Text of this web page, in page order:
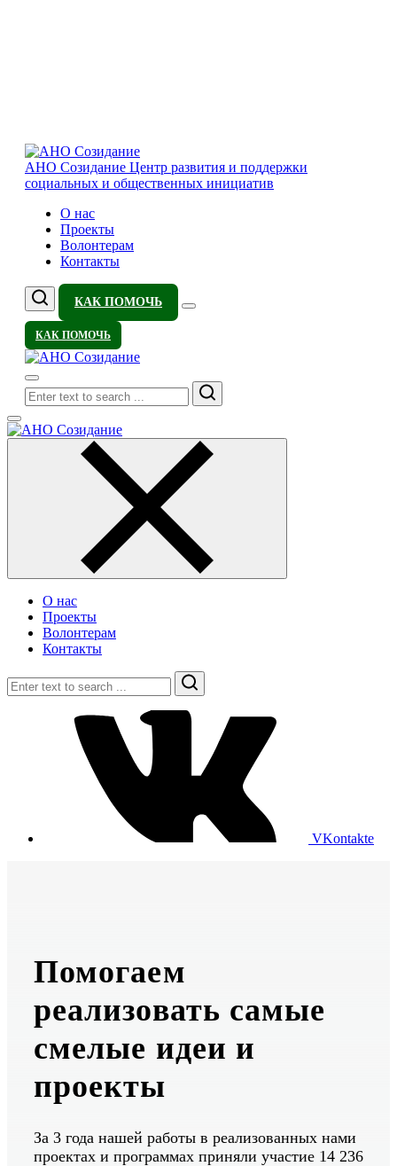
АНО Созидание Центр развития и поддержки
социальных и общественных инициатив
О нас
Проекты
Волонтерам
Контакты
КАК ПОМОЧЬ
КАК ПОМОЧЬ
Search
О нас
Проекты
Волонтерам
Контакты
Search
VKontakte
Помогаем
реализовать самые
смелые идеи и
проекты
За 3 года нашей работы в реализованных нами
проектах и программах приняли участие 14 236